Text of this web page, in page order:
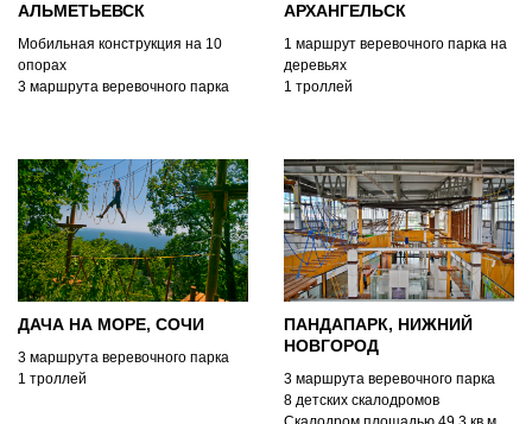
АЛЬМЕТЬЕВСК
Мобильная конструкция на 10
опорах
3 маршрута веревочного парка
АРХАНГЕЛЬСК
1 маршрут веревочного парка на
деревьях
1 троллей
ДАЧА НА МОРЕ, СОЧИ
3 маршрута веревочного парка
1 троллей
ПАНДАПАРК, НИЖНИЙ
НОВГОРОД
3 маршрута веревочного парка
8 детских скалодромов